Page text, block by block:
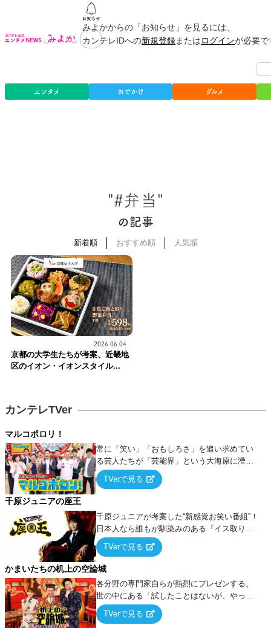
みよかからの「お知らせ」を見るには、
カンテレIDへの新規登録またはログインが必要
エンタメ おでかけ グルメ
"#弁当"
の記事
新着順 おすすめ順 人気順
2026.06.04
京都の大学生たちが考案、近畿地
区のイオン・イオンスタイル...
カンテレTVer
マルコポロリ！
常に「笑い」「おもしろさ」を追い求めてい
る芸人たちが「芸能界」という大海原に漕ぎ
出でて、新たなオモシロ人間を発掘する！
TVerで見る
千原ジュニアの座王
千原ジュニアが考案した“新感覚お笑い番組”！
日本人なら誰もが馴染みのある『イス取りゲ
ーム』をベースに、大喜利・ギャグ・モノボ
ケ・歌…など様々なお題で芸人がショートネ
タを競い合う！
TVerで見る
かまいたちの机上の空論城
各分野の専門家自らが熱烈にプレゼンする、
世の中にある「試したことはないが、やって
みたらこうなる！…ハズ」という“机上の空
論”に若手芸人らがカラダを張って挑む！
TVerで見る